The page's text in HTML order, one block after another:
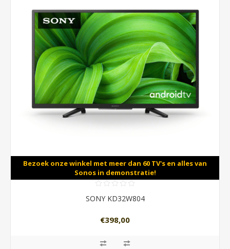
Bezoek onze winkel met meer dan 60 TV's en alles van
Sonos in demonstratie!
SONY KD32W804
€398,00